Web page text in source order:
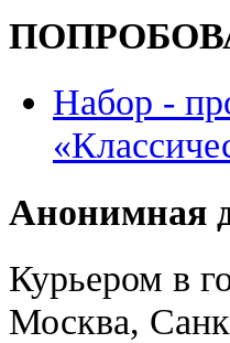
Набор -
Анонимная
Курьером в
Москва,